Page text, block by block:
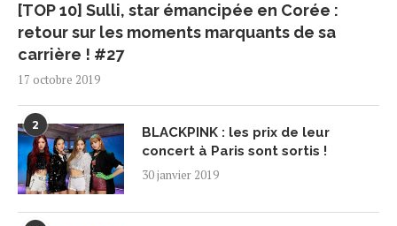
[TOP 10] Sulli, star émancipée en Corée :
retour sur les moments marquants de sa
carrière ! #27
17 octobre 2019
2
BLACKPINK : les prix de leur
concert à Paris sont sortis !
30 janvier 2019